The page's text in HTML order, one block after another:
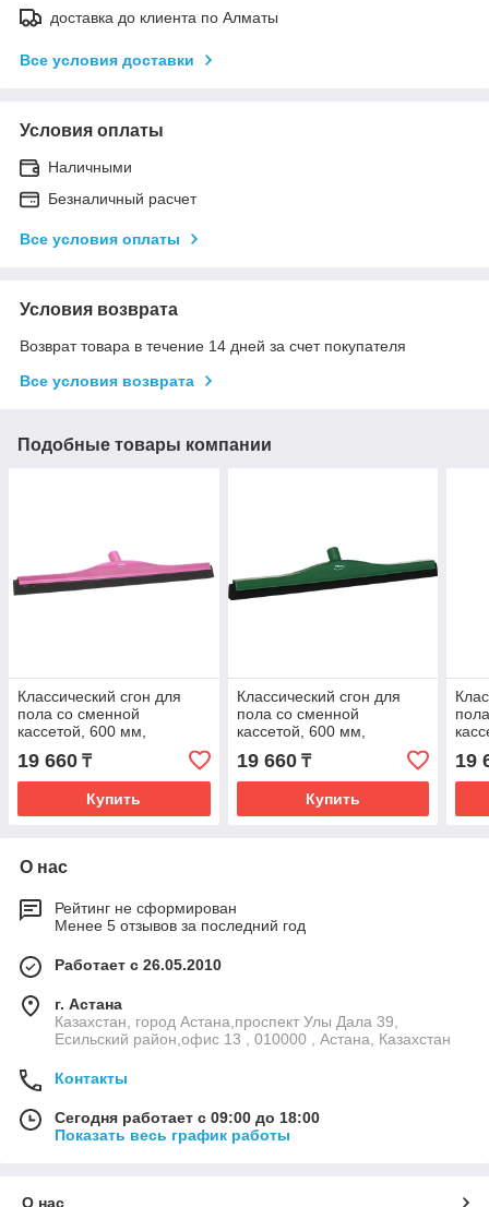
доставка до клиента по Алматы
Все условия доставки
Условия оплаты
Наличными
Безналичный расчет
Все условия оплаты
Условия возврата
Возврат товара в течение 14 дней за счет покупателя
Все условия возврата
Подобные товары компании
Классический сгон для
пола со сменной
кассетой, 600 мм,
Розовый цвет
19 660 ₸
Купить
Классический сгон для
пола со сменной
кассетой, 600 мм,
зеленый цвет
19 660₸
Купить
19
О нас
Рейтинг не сформирован
Менее 5 отзывов за последний год
Работает с 26.05.2010
г. Астана
Казахстан, город Астана,проспект Улы Дала 39,
Есильский район,офис 13 , 010000 , Астана, Казахстан
Контакты
Сегодня работает с 09:00 до 18:00
Показать весь график работы
О нас